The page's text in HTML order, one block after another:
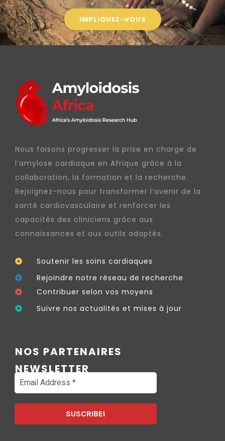
IMPLIQUEZ-VOUS
Nous faisons progresser la prise en charge de
l’amylose cardiaque en Afrique grâce à la
collaboration, la formation et la recherche.
Rejoignez-nous pour transformer l’avenir de la
santé cardiovasculaire et renforcer les
capacités des cliniciens grâce aux
connaissances et aux outils adaptés.
Soutenir les soins cardiaques
Rejoindre notre réseau de recherche
Contribuer selon vos moyens
Suivre nos actualités et mises à jour
NOS PARTENAIRES
NEWSLETTER